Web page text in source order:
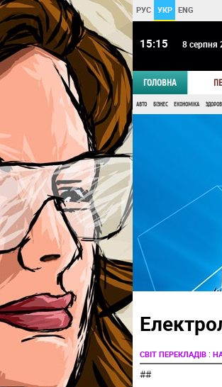
РУС УКР ENG
15 15 8 серпня
ГОЛОВНА
АВТО БІЗНЕС ЕКОНОМІКА
СВІТ ПЕРЕКЛАДІВ:
##